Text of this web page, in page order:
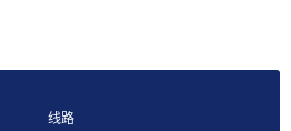
线路